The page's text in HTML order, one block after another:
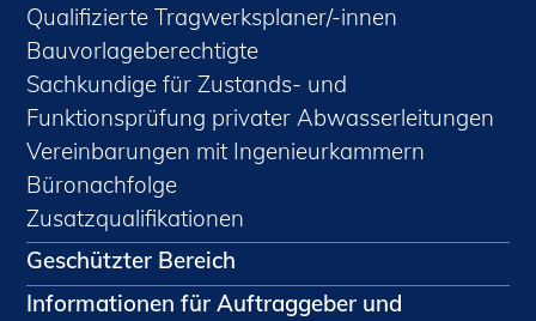
Qualifizierte Tragwerksplaner/-innen
Bauvorlageberechtigte
Sachkundige für Zustands- und
Funktionsprüfung privater Abwasserleitungen
Vereinbarungen mit Ingenieurkammern
Büronachfolge
Zusatzqualifikationen
Geschützter Bereich
Informationen für Auftraggeber und